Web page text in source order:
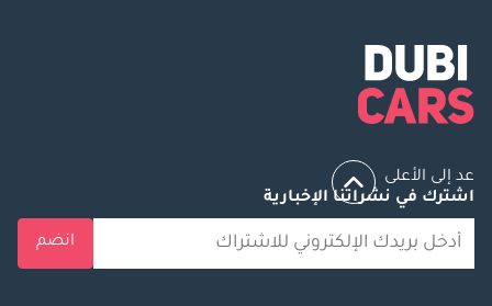
عد إلى الأعلى
اشترك في نشراتنا الإخبارية
انضم